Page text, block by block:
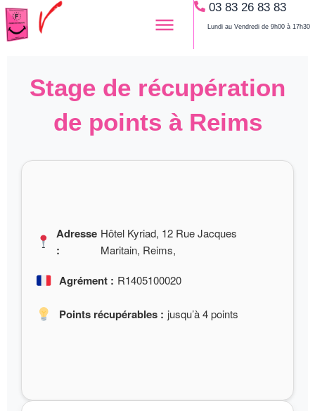
Aller
au
contenu
03 83 26 83 83
Lundi au Vendredi de 9h00 à 17h30
Stage de récupération
de points à Reims
Adresse
:
Hôtel Kyriad, 12 Rue Jacques
Maritain, Reims,
Agrément : R1405100020
Points récupérables : jusqu’à 4 points